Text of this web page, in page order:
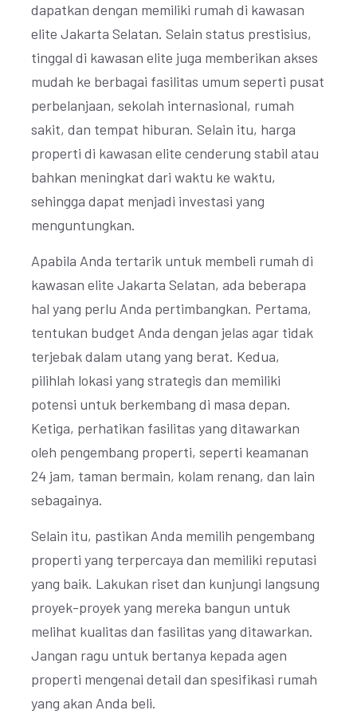
dapatkan dengan memiliki rumah di kawasan
elite Jakarta Selatan. Selain status prestisius,
tinggal di kawasan elite juga memberikan akses
mudah ke berbagai fasilitas umum seperti pusat
perbelanjaan, sekolah internasional, rumah
sakit, dan tempat hiburan. Selain itu, harga
properti di kawasan elite cenderung stabil atau
bahkan meningkat dari waktu ke waktu,
sehingga dapat menjadi investasi yang
menguntungkan.
Apabila Anda tertarik untuk membeli rumah di
kawasan elite Jakarta Selatan, ada beberapa
hal yang perlu Anda pertimbangkan. Pertama,
tentukan budget Anda dengan jelas agar tidak
terjebak dalam utang yang berat. Kedua,
pilihlah lokasi yang strategis dan memiliki
potensi untuk berkembang di masa depan.
Ketiga, perhatikan fasilitas yang ditawarkan
oleh pengembang properti, seperti keamanan
24 jam, taman bermain, kolam renang, dan lain
sebagainya.
Selain itu, pastikan Anda memilih pengembang
properti yang terpercaya dan memiliki reputasi
yang baik. Lakukan riset dan kunjungi langsung
proyek-proyek yang mereka bangun untuk
melihat kualitas dan fasilitas yang ditawarkan.
Jangan ragu untuk bertanya kepada agen
properti mengenai detail dan spesifikasi rumah
yang akan Anda beli.